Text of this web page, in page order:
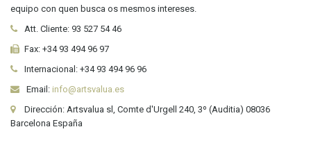
equipo con quen busca os mesmos intereses.
Att. Cliente: 93 527 54 46
Fax: +34 93 494 96 97
Internacional: +34 93 494 96 96
Email: info@artsvalua.es
Dirección: Artsvalua sl, Comte d'Urgell 240, 3º (Auditia) 08036
Barcelona España